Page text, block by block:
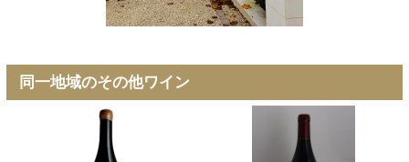
同一地域のその他ワイン